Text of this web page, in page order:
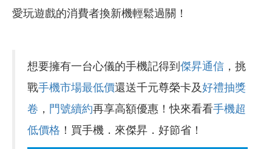
愛玩遊戲的消費者換新機輕鬆過關！
想要擁有一台心儀的手機記得到傑昇通信 ，挑
戰手機市場最低價還送千元尊榮卡及好禮抽獎
卷 ， 門號續約再享高額優惠！快來看看手機超
低價格 ！買手機．來傑昇．好節省！